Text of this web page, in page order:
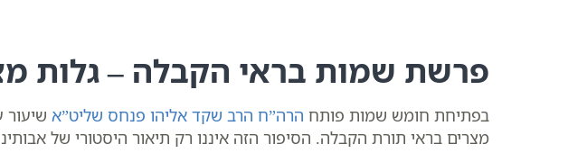
פרשת שמות בראי הקבלה – גלות
בפתיחת חומש שמות פותח הרה”ח הרב שקד אליהו פנחס שליט”א
מצרים בראי תורת הקבלה. הסיפור הזה איננו רק תיאור היסטורי של